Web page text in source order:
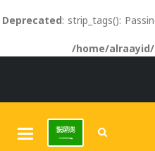
Deprecated: strip_tags():
/home/